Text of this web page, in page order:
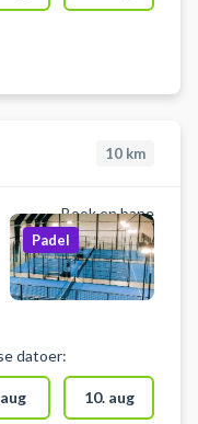
10 km
Book en bane
Padel
datoer:
10. aug